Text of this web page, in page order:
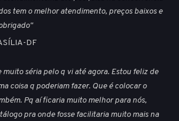
tem o melhor atendimento, preços baixos e
DF
muito séria pelo q vi até agora. Estou feliz de
coisa q poderiam fazer. Que é colocar o
Pq aí ficaria muito melhor para nós,
pra onde fosse facilitaria muito mais na